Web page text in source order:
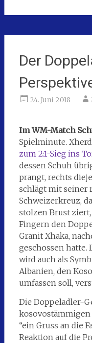
Der
24. Juni 2018
Im WM-Match
Spielminute.
zum 2:1-Sieg ins
dessen Schuh
prangt, rechts
schlägt mit seiner
Schweizerkreuz,
stolzen Brust
Fingern den
Granit Xhaka,
geschossen
wird auch als
Albanien, den
umfassen soll,
Die Doppeladler-
“ein Gruss an die
Reaktion auf die